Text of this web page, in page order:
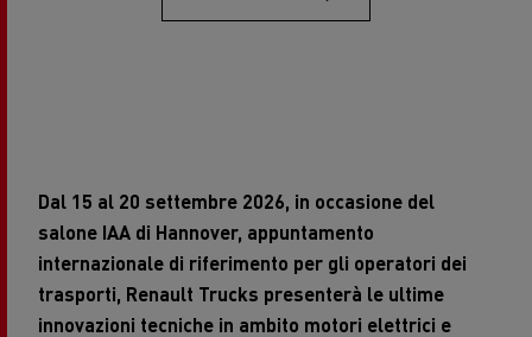
Dal 15 al 20 settembre 2026, in occasione del
salone IAA di Hannover, appuntamento
internazionale di riferimento per gli operatori dei
trasporti, Renault Trucks presenterà le ultime
innovazioni tecniche in ambito motori elettrici e